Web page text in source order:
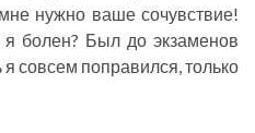
нужно ваше сочувствие!
болен? Был до экзаменов
совсем поправился, только